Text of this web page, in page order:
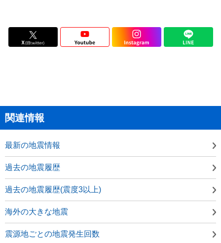
関連情報
最新の地震情報
過去の地震履歴
過去の地震履歴(震度3以上)
海外の大きな地震
震源地ごとの地震発生回数